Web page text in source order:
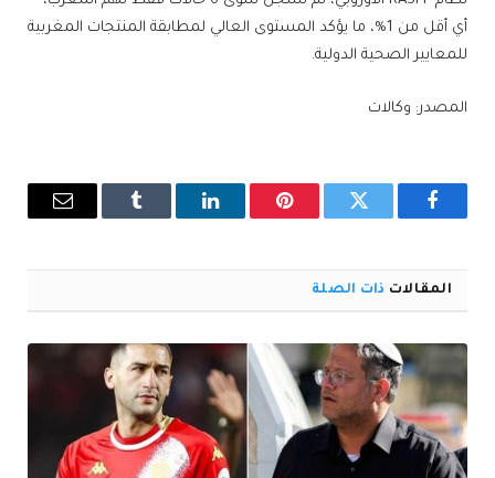
أي أقل من 1%، ما يؤكد المستوى العالي لمطابقة المنتجات المغربية
للمعايير الصحية الدولية.
المصدر: وكالات
فيسبوك تويتر بينتيريستلينكدإن Tumblr
البريد
المقالات ذات الصلة